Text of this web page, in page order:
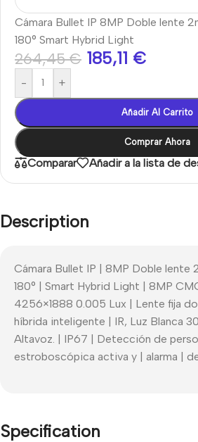
Cámara Bullet IP 8MP Doble lente
180° Smart Hybrid Light
264,45€ 185,11 €
- +
Añadir Al Carrito
Comprar Ahora
Comparar Añadir a la lista de
Description
Cámara Bullet IP | 8MP Doble lente
180° | Smart Hybrid Light | 8MP
4256×1888 0.005 Lux | Lente fija
híbrida inteligente | IR, Luz Blanca
Altavoz. | IP67 | Detección de
estroboscópica activa y | alarma |
Specification